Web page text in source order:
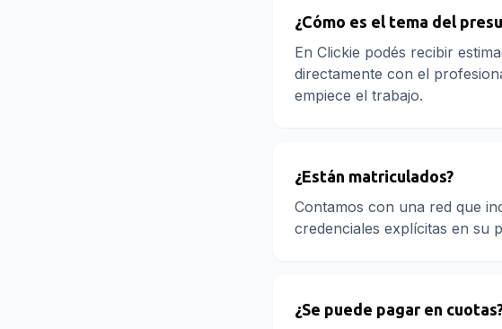
¿Cómo es el tema del
En Clickie podés recibir
directamente con el
empiece el trabajo.
¿Están matriculados?
Contamos con una red que
credenciales explícitas en su
¿Se puede pagar en